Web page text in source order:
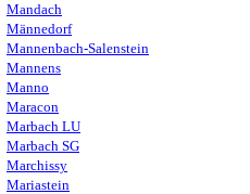
Mandach
Männedorf
Mannenbach-Salenstein
Mannens
Manno
Maracon
Marbach LU
Marbach SG
Marchissy
Mariastein